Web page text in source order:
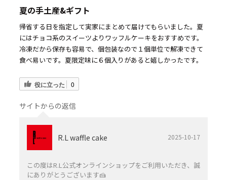
夏の手土産&ギフト
帰省する日を指定して実家にまとめて届けてもらいました。夏
にはチョコ系のスイーツよりワッフルケーキをおすすめです。
冷凍だから保存も容易で、個包装なので１個単位で解凍できて
食べ易いです。夏限定味に６個入りがあると嬉しかったです。
役に立った 0
サイトからの返信
R.L waffle cake 2025-10-17
この度はR.L公式オンラインショップをご利用いただき、誠
にありがとうございます🍰